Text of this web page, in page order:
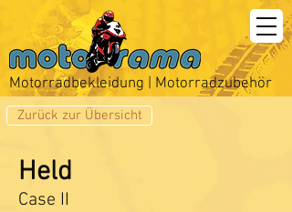
Motorradbekleidung | Motorradzubehör
Zurück zur Übersicht
Held
Case II